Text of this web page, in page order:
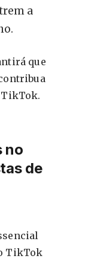
a
que
TikTok.
no
de
TikTok